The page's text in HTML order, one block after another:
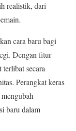
realistik, dari
cara baru bagi
Dengan fitur
secara
Perangkat keras
baru dalam